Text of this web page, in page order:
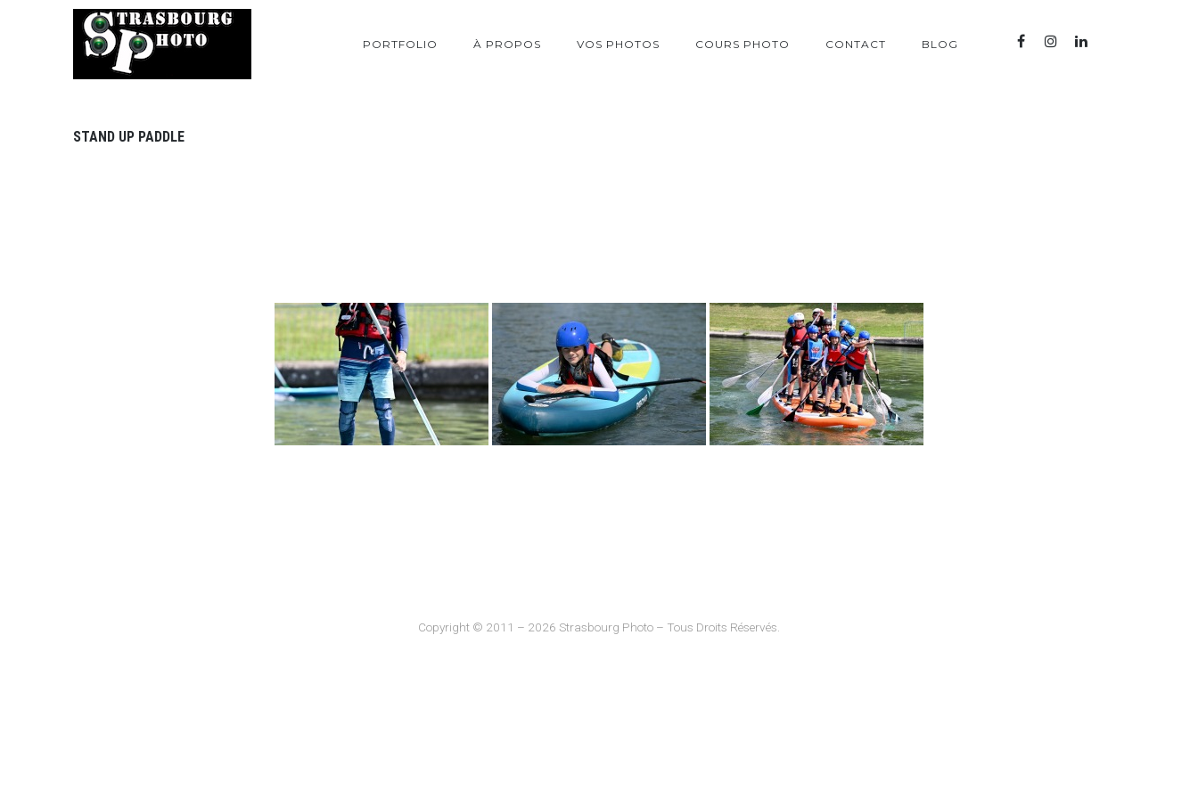
PORTFOLIO À PROPOS VOS PHOTOS COURS PHOTO CONTACT BLOG
STAND UP PADDLE
Copyright © 2011 – 2026 Strasbourg Photo – Tous Droits Réservés.